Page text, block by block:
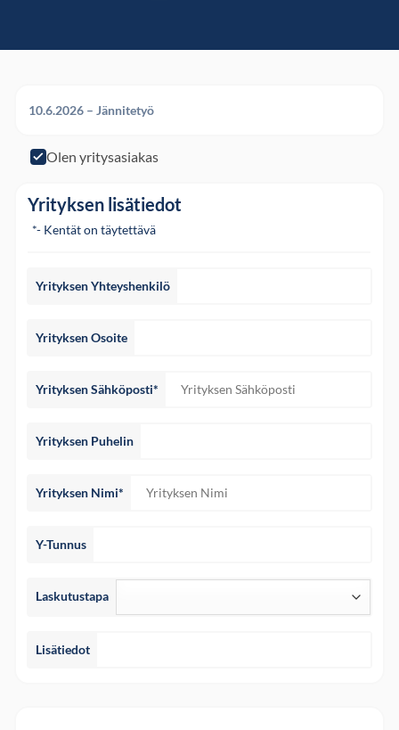
10.6.2026 – Jännitetyö
Olen yritysasiakas
Yrityksen lisätiedot
*- Kentät on täytettävä
Yrityksen Yhteyshenkilö
Yrityksen Osoite
Yrityksen Sähköposti*
Yrityksen Puhelin
Yrityksen Nimi*
Y-Tunnus
Laskutustapa
Lisätiedot